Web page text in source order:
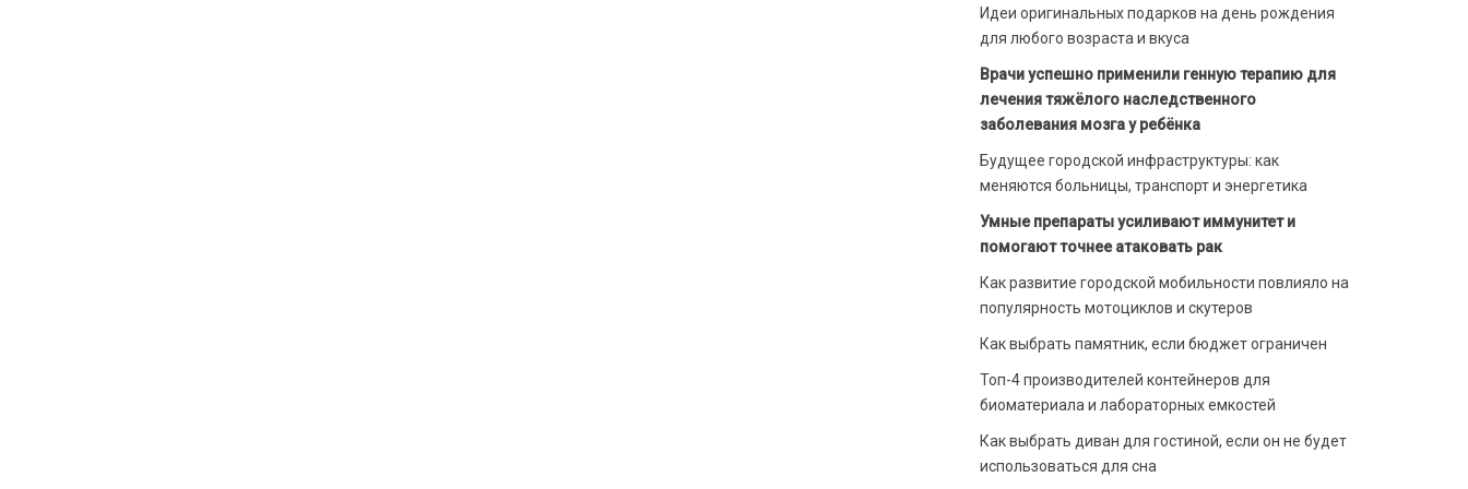
Идеи оригинальных подарков на день рождения
для любого возраста и вкуса
Врачи успешно применили генную терапию для
лечения тяжёлого наследственного
заболевания мозга у ребёнка
Будущее городской инфраструктуры: как
меняются больницы, транспорт и энергетика
Умные препараты усиливают иммунитет и
помогают точнее атаковать рак
Как развитие городской мобильности повлияло на
популярность мотоциклов и скутеров
Как выбрать памятник, если бюджет ограничен
Топ-4 производителей контейнеров для
биоматериала и лабораторных емкостей
Как выбрать диван для гостиной, если он не будет
использоваться для сна